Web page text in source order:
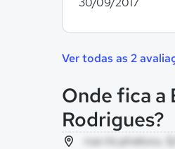
Ver todas as 2
Onde fica a
Rodrigues?
rua rio piratucu,